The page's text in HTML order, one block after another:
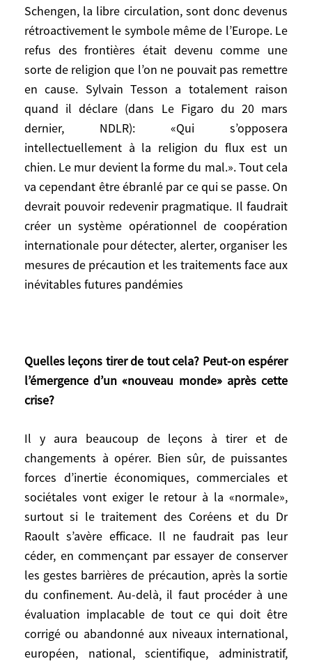
Schengen, la libre circulation, sont donc devenus
rétroactivement le symbole même de l’Europe. Le
refus des frontières était devenu comme une
sorte de religion que l’on ne pouvait pas remettre
en cause. Sylvain Tesson a totalement raison
quand il déclare (dans Le Figaro du 20 mars
dernier, NDLR): «Qui s’opposera
intellectuellement à la religion du flux est un
chien. Le mur devient la forme du mal.». Tout cela
va cependant être ébranlé par ce qui se passe. On
devrait pouvoir redevenir pragmatique. Il faudrait
créer un système opérationnel de coopération
internationale pour détecter, alerter, organiser les
mesures de précaution et les traitements face aux
inévitables futures pandémies
Quelles leçons tirer de tout cela? Peut-on espérer
l’émergence d’un «nouveau monde» après cette
crise?
Il y aura beaucoup de leçons à tirer et de
changements à opérer. Bien sûr, de puissantes
forces d’inertie économiques, commerciales et
sociétales vont exiger le retour à la «normale»,
surtout si le traitement des Coréens et du Dr
Raoult s’avère efficace. Il ne faudrait pas leur
céder, en commençant par essayer de conserver
les gestes barrières de précaution, après la sortie
du confinement. Au-delà, il faut procéder à une
évaluation implacable de tout ce qui doit être
corrigé ou abandonné aux niveaux international,
européen, national, scientifique, administratif,
aussi marqué, hélas, d’une négligence
coupable en ce qui concerne les frontières
extérieures, par idéologie, par «sans-
frontiérisme», puisqu’à l’époque on pensait
que ces accords humanistes et
économiques allaient s’étendre sans fin.
Comme on avait autrefois évangélisé,
colonisé, civilisé, on a pensé qu’on allait
ouvrir le monde. Démarche émouvante,
sympathique, naïve, prétentieuse et
dangereuse tout à la fois. Les accords de
Schengen, la libre circulation, sont donc
devenus rétroactivement le symbole même
de l’Europe. Le refus des frontières était
devenu comme une sorte de religion que
l’on ne pouvait pas remettre en cause.
intellectuellement à la religion du flux est
un chien. Le mur devient la forme du mal.».
Tout cela va cependant être ébranlé par ce
qui se passe. On devrait pouvoir redevenir
opérationnel de coopération
internationale pour détecter, alerter,
organiser les mesures de précaution et les
traitements face aux inévitables futures
pandémies
Quelles leçons tirer de tout cela? Peut-on
espérer l’émergence d’un «nouveau
monde» après cette crise?